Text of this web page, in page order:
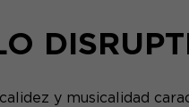
y musicalidad